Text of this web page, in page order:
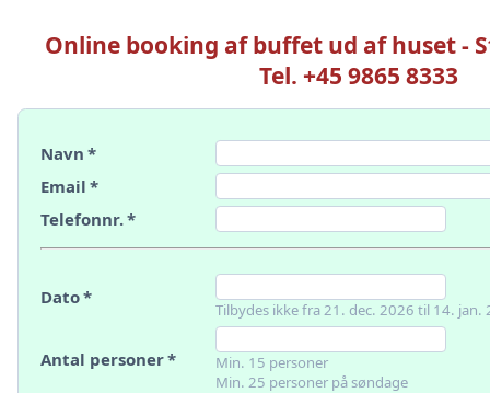
Online booking af buffet ud af huset -
Tel. +45 9865 8333
Navn *
Email *
Telefonnr.*
Dato*
Tilbydes ikke fra 21. dec. 2026 til 14. jan.
Antal personer*
Min. 15 personer
Min. 25 personer på søndage